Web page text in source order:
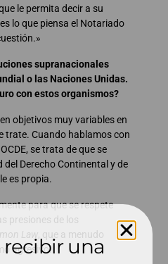
le permita decir a su
lo que piensa el Notariado
supranacionales
o las Naciones Unidas.
con estos organismos?
objetivos muy variables en
trate. Cuando hablamos con
se trata de que se
Derecho Continental y de
es propia.
para que se respete
presiones de los
Law, que a menudo
agresivo.
recibir una